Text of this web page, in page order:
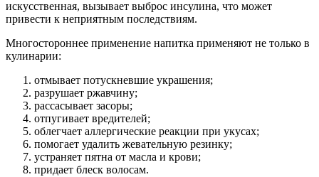
искусственная, вызывает выброс инсулина, что может
привести к неприятным последствиям.
Многостороннее применение напитка применяют не только в
кулинарии:
отмывает потускневшие украшения;
разрушает ржавчину;
рассасывает засоры;
отпугивает вредителей;
облегчает аллергические реакции при укусах;
помогает удалить жевательную резинку;
устраняет пятна от масла и крови;
придает блеск волосам.